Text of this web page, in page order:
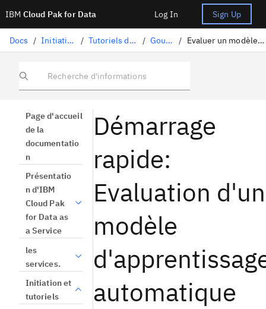
IBM Cloud Pak for Data Log In Sign Up
Docs / Initiation et tutoriels / Tutoriels de démarrage rapide / Gouverner l'IA / Evaluer un modèle d'apprentissage automatique
Recherche d'informations
Page d'accueil
de la
documentatio
n
Présentatio
n d'IBM
Cloud Pak
for Data as
a Service
les
services.
Initiation et
tutoriels
Démarrage
rapide:
Evaluation d'un
modèle
automatique